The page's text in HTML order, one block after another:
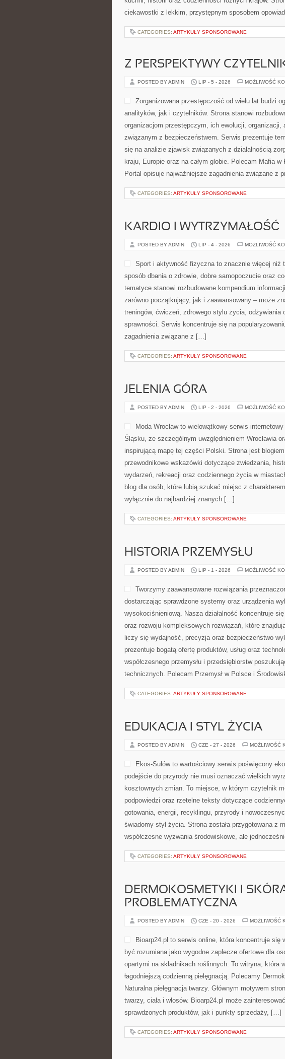
ciekawostki z lekkim, przystępnym sposobem
CATEGORIES: ARTYKUŁY SPONSOROWANE
Z PERSPEKTYWY
POSTED BY ADMIN LIP - 5 - 2026 MOŻLIWOŚĆ
Zorganizowana przestępczość od wielu lat budzi
analityków, jak i czytelników. Strona stanowi
organizacjom przestępczym, ich ewolucji, organizacji,
związanym z bezpieczeństwem. Serwis prezentuje
się na analizie zjawisk związanych z działalnością
kraju, Europie oraz na całym globie. Polecam Mafia
Portal opisuje najważniejsze zagadnienia związane z
CATEGORIES: ARTYKUŁY SPONSOROWANE
KARDIO I WYTRZYMAŁOŚĆ
POSTED BY ADMIN LIP - 4 - 2026 MOŻLIWOŚĆ
Sport i aktywność fizyczna to znacznie więcej niż
sposób dbania o zdrowie, dobre samopoczucie oraz
tematyce stanowi rozbudowane kompendium
zarówno początkujący, jak i zaawansowany – może
treningów, ćwiczeń, zdrowego stylu życia, odżywiania
sprawności. Serwis koncentruje się na
zagadnienia związane z […]
CATEGORIES: ARTYKUŁY SPONSOROWANE
JELENIA GÓRA
POSTED BY ADMIN LIP - 2 - 2026 MOŻLIWOŚĆ
Moda Wrocław to wielowątkowy serwis
Śląsku, ze szczególnym uwzględnieniem Wrocławia
inspirującą mapę tej części Polski. Strona jest
przewodnikowe wskazówki dotyczące zwiedzania,
wydarzeń, rekreacji oraz codziennego życia w
blog dla osób, które lubią szukać miejsc z
wyłącznie do najbardziej znanych […]
CATEGORIES: ARTYKUŁY SPONSOROWANE
HISTORIA PRZEMYSŁU
POSTED BY ADMIN LIP - 1 - 2026 MOŻLIWOŚĆ
Tworzymy zaawansowane rozwiązania
dostarczając sprawdzone systemy oraz urządzenia
wysokociśnieniową. Nasza działalność koncentruje
oraz rozwoju kompleksowych rozwiązań, które
liczy się wydajność, precyzja oraz bezpieczeństwo
prezentuje bogatą ofertę produktów, usług oraz
współczesnego przemysłu i przedsiębiorstw
technicznych. Polecam Przemysł w Polsce i
CATEGORIES: ARTYKUŁY SPONSOROWANE
EDUKACJA I STYL ŻYCIA
POSTED BY ADMIN CZE - 27 - 2026 MOŻLIWOŚĆ
Ekos-Sułów to wartościowy serwis poświęcony
podejście do przyrody nie musi oznaczać wielkich
kosztownych zmian. To miejsce, w którym czytelnik
podpowiedzi oraz rzetelne teksty dotyczące
gotowania, energii, recyklingu, przyrody i
świadomy styl życia. Strona została przygotowana z
współczesne wyzwania środowiskowe, ale
CATEGORIES: ARTYKUŁY SPONSOROWANE
DERMOKOSMETYKI I
PROBLEMATYCZNA
POSTED BY ADMIN CZE - 20 - 2026 MOŻLIWOŚĆ
Bioarp24.pl to serwis online, która koncentruje się
być rozumiana jako wygodne zaplecze ofertowe dla
opartymi na składnikach roślinnych. To witryna, która
łagodniejszą codzienną pielęgnacją. Polecamy
Naturalna pielęgnacja twarzy. Głównym motywem
twarzy, ciała i włosów. Bioarp24.pl może
sprawdzonych produktów, jak i punkty sprzedaży, […]
CATEGORIES: ARTYKUŁY SPONSOROWANE